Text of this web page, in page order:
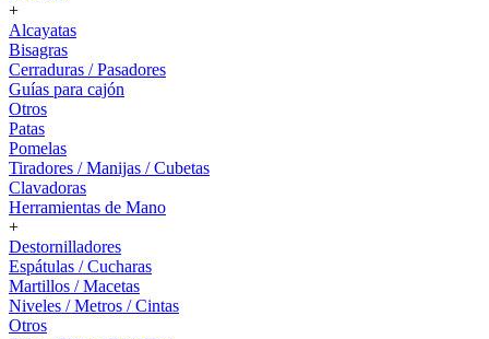
+
Alcayatas
Bisagras
Cerraduras / Pasadores
Guías para cajón
Otros
Patas
Pomelas
Tiradores / Manijas / Cubetas
Clavadoras
Herramientas de Mano
+
Destornilladores
Espátulas / Cucharas
Martillos / Macetas
Niveles / Metros / Cintas
Otros